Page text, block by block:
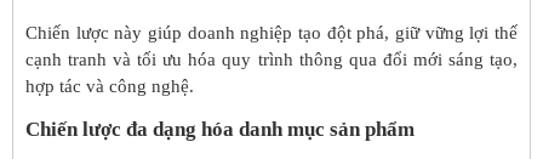
Chiến lược này giúp doanh nghiệp tạo đột phá, giữ vững lợi thế
cạnh tranh và tối ưu hóa quy trình thông qua đổi mới sáng tạo,
hợp tác và công nghệ.
Chiến lược đa dạng hóa danh mục sản phẩm